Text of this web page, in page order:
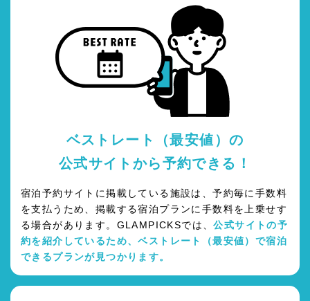
ベストレート（最安値）の
公式サイトから予約できる！
宿泊予約サイトに掲載している施設は、予約毎に手数料
を支払うため、掲載する宿泊プランに手数料を上乗せす
る場合があります。GLAMPICKSでは、公式サイトの予
約を紹介しているため、ベストレート（最安値）で宿泊
できるプランが見つかります。